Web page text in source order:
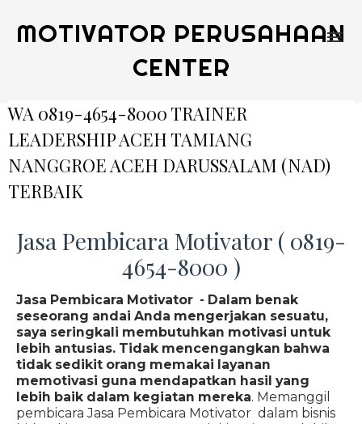
MOTIVATOR PERUSAHAAN
CENTER
WA 0819-4654-8000 TRAINER
LEADERSHIP ACEH TAMIANG
NANGGROE ACEH DARUSSALAM (NAD)
TERBAIK
Jasa Pembicara Motivator ( 0819-
4654-8000 )
Jasa Pembicara Motivator - Dalam benak
seseorang andai Anda mengerjakan sesuatu,
saya seringkali membutuhkan motivasi untuk
lebih antusias. Tidak mencengangkan bahwa
tidak sedikit orang memakai layanan
memotivasi guna mendapatkan hasil yang
lebih baik dalam kegiatan mereka. Memanggil
pembicara Jasa Pembicara Motivator dalam bisnis